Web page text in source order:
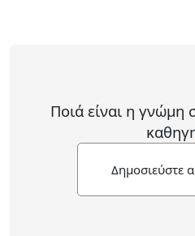
Ποιά είναι η γνώμη
Δημοσιεύστε